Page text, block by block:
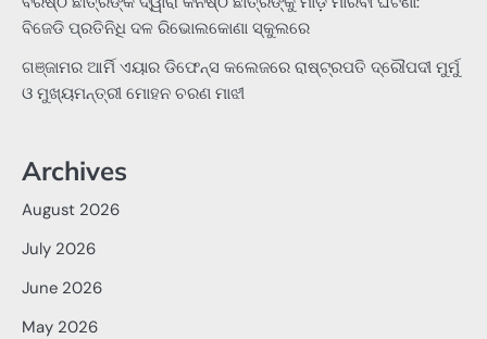
ବିଜେଡି ପ୍ରତିନିଧି ଦଳ ରିଭୋଲକୋଣା ସ୍କୁଲରେ
ଗଞ୍ଜାମର ଆର୍ମି ଏୟାର ଡିଫେନ୍ସ କଲେଜରେ ରାଷ୍ଟ୍ରପତି ଦ୍ରୌପଦୀ ମୁର୍ମୁ
ଓ ମୁଖ୍ୟମନ୍ତ୍ରୀ ମୋହନ ଚରଣ ମାଝୀ
Archives
August 2026
July 2026
June 2026
May 2026